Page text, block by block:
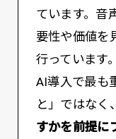
ています。音
要性や価値を
行っています。
AI導入で最も
と」ではなく
すかを前提に